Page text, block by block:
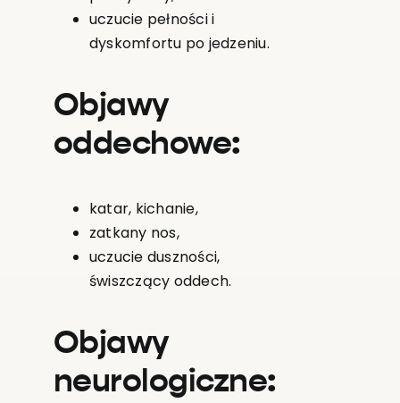
uczucie pełności i
dyskomfortu po jedzeniu.
Objawy
oddechowe:
katar, kichanie,
zatkany nos,
uczucie duszności,
świszczący oddech.
Objawy
neurologiczne: